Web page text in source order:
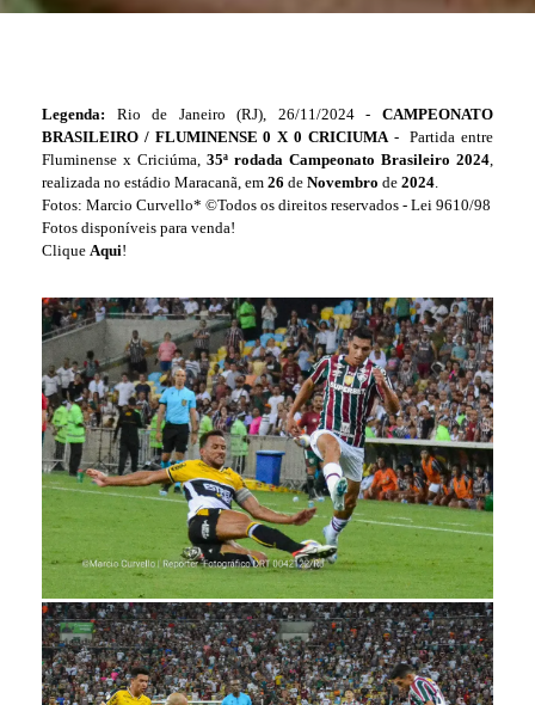
Legenda: Rio de Janeiro (RJ), 26/11/2024 - CAMPEONATO
BRASILEIRO / FLUMINENSE 0 X 0 CRICIUMA- Partida entre
Fluminense x Criciúma, 35ª rodada Campeonato Brasileiro 2024,
realizada no estádio Maracanã, em 26 de Novembro de 2024.
Fotos: Marcio Curvello* ©Todos os direitos reservados - Lei 9610/98
Fotos disponíveis para venda!
Clique Aqui!